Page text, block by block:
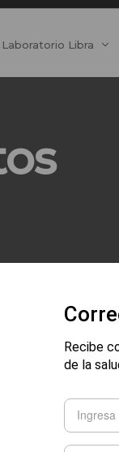
Laboratorio Libra
Recibe
de la